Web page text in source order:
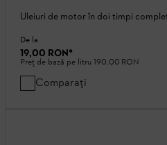
Uleiuri de motor în doi timpi
De la
19,00 RON*
Preț de bază pe litru 190,00 RON
Comparați